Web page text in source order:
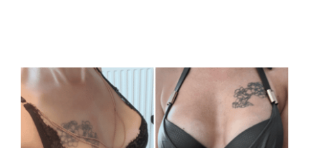
Astrids Brustvergrößerung: vom
kleinen B- zum vollen C-Körbchen